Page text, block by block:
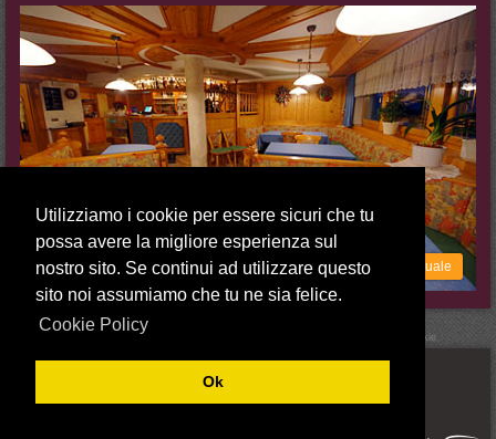
Utilizziamo i cookie per essere sicuri che tu
possa avere la migliore esperienza sul
nostro sito. Se continui ad utilizzare questo
sito noi assumiamo che tu ne sia felice.
Cookie Policy
Ok
Vai alla visita virtuale
© 2026 Ristorante B&B Mesoles - P.IVA 00321540213 - Cookie